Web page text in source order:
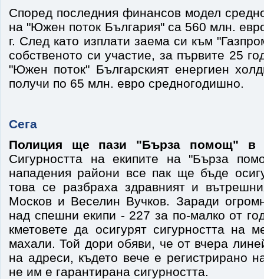
Според последния финансов модел
на "Южен поток България" са 560 млн.
г. След като изплати заема си към
собственото си участие, за първите 25
"Южен поток" Българският енергиен
получи по 65 млн. евро средногодишно.
Сега
Полиция ще пази "Бърза помощ" в
Сигурността на екипите на "Бърза
нападения райони все пак ще бъде
това се разбраха здравният и
Москов и Веселин Вучков. Заради
над спешни екипи - 227 за по-малко от
кметовете да осигурят сигурността на
махали. Той дори обяви, че от вчера
на адреси, където вече е регистрирано
не им е гарантирана сигурността.